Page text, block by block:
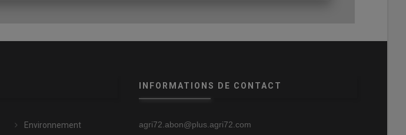
Environnement
INFORMATIONS DE CONTACT
agri72.abon@plus.agri72.com